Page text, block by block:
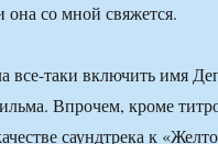
она со мной свяжется.
все-таки включить имя
Впрочем, кроме
саундтрека к